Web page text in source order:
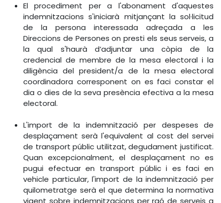
El procediment per a l'abonament d'aquestes
indemnitzacions s'iniciarà mitjançant la sol·licitud
de la persona interessada adreçada a les
Direccions de Persones on presti els seus serveis, a
la qual s'haurà d’adjuntar una còpia de la
credencial de membre de la mesa electoral i la
diligència del president/a de la mesa electoral
coordinadora corresponent on es faci constar el
dia o dies de la seva presència efectiva a la mesa
electoral.
L'import de la indemnització per despeses de
desplaçament serà l'equivalent al cost del servei
de transport públic utilitzat, degudament justificat.
Quan excepcionalment, el desplaçament no es
pugui efectuar en transport públic i es faci en
vehicle particular, l'import de la indemnització per
quilometratge serà el que determina la normativa
vigent sobre indemnitzacions per raó de serveis a